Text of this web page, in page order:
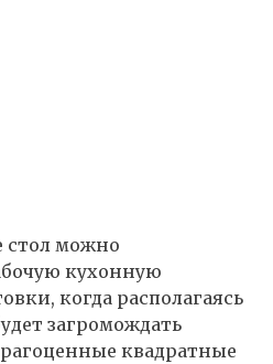
стол можно
кухонную
когда располагаясь
загромождать
квадратные